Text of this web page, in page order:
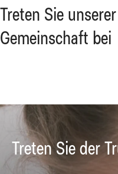
Treten Sie
Gemeinschaft bei
Treten Sie der